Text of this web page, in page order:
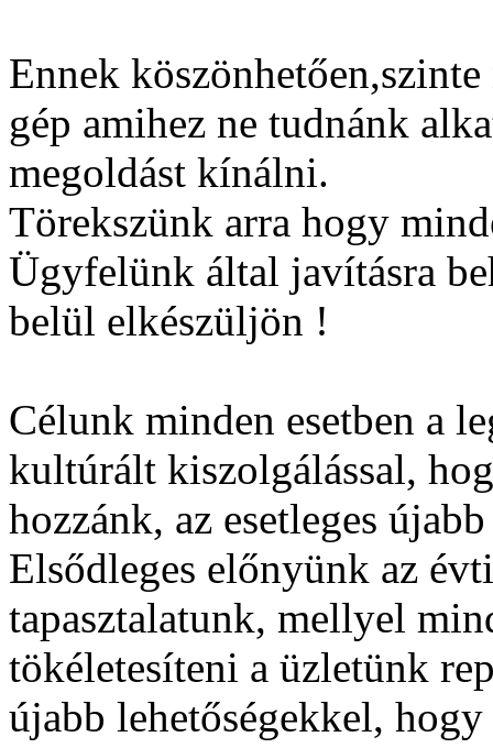
Ennek
gép amihez ne tudnánk
megoldást kínálni.
Törekszünk arra hogy
Ügyfelünk által javításra
belül elkészüljön !
Célunk minden esetben a
kultúrált kiszolgálással,
hozzánk, az esetleges
Elsődleges előnyünk az
tapasztalatunk, mellyel
tökéletesíteni a üzletünk
újabb lehetőségekkel,